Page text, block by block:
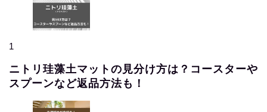
1
ニトリ珪藻土マットの見分け方は？コースターや
スプーンなど返品方法も！